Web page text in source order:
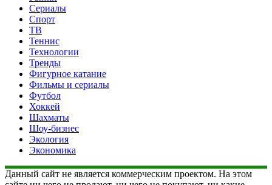
Сериалы
Спорт
ТВ
Теннис
Технологии
Тренды
Фигурное катание
Фильмы и сериалы
Футбол
Хоккей
Шахматы
Шоу-бизнес
Экология
Экономика
Данный сайт не является коммерческим проектом. На этом